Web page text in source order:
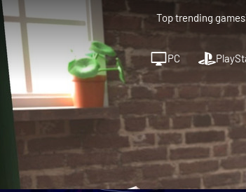
Top trending games
PC